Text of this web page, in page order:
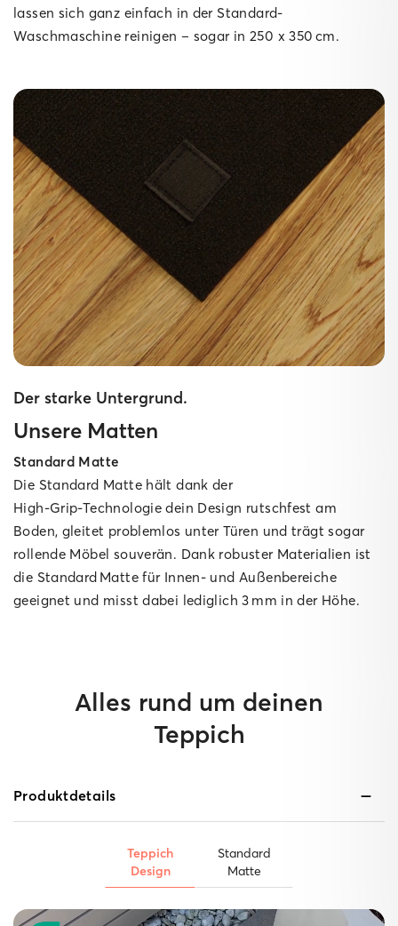
lassen sich ganz einfach in der Standard-
Waschmaschine reinigen – sogar in 250 x 350 cm.
Der starke Untergrund.
Unsere Matten
Standard Matte
Die Standard Matte hält dank der
High‑Grip‑Technologie dein Design rutschfest am
Boden, gleitet problemlos unter Türen und trägt sogar
rollende Möbel souverän. Dank robuster Materialien ist
die Standard Matte für Innen‑ und Außenbereiche
geeignet und misst dabei lediglich 3 mm in der Höhe.
Alles rund um deinen
Teppich
Produktdetails
Teppich
Design
Standard
Matte